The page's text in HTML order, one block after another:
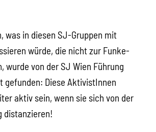
was in diesen SJ-Gruppen mit
würde, die nicht zur Funke-
wurde von der SJ Wien Führung
gefunden: Diese AktivistInnen
aktiv sein, wenn sie sich von der
distanzieren!